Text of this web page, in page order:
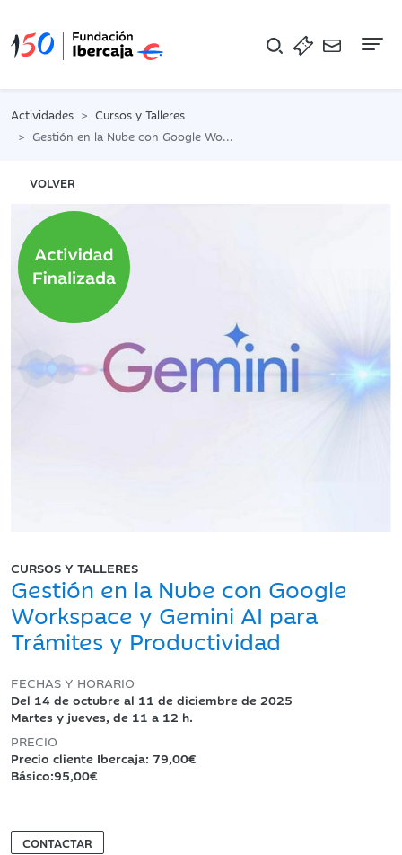
Actividades
Cursos y Talleres
Gestión en la Nube con Google Workspace y Gemini AI para Trámites y Productividad
VOLVER
CURSOS Y TALLERES
Gestión en la Nube con Google
Workspace y Gemini AI para
Trámites y Productividad
FECHAS Y HORARIO
Del 14 de octubre al 11 de diciembre de 2025
Martes y jueves, de 11 a 12 h.
PRECIO
Precio cliente Ibercaja: 79,00€
Básico:95,00€
CONTACTAR